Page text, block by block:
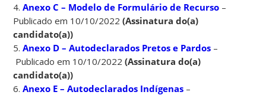
4.Anexo C – Modelo de Formulário de Recurso –
Publicado em 10/10/2022(Assinatura do(a)
candidato(a))
5.Anexo D – Autodeclarados Pretos e Pardos –
Publicado em 10/10/2022(Assinatura do(a)
candidato(a))
6.Anexo E – Autodeclarados Indígenas –